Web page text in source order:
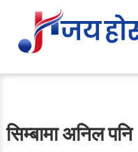
सिम्बामा अनिल पनि